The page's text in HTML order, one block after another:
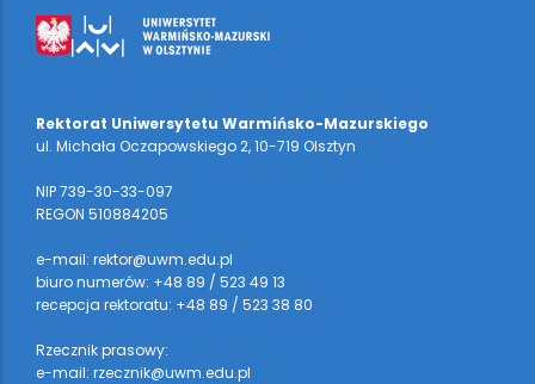
Rektorat Uniwersytetu Warmińsko-Mazurskiego
ul. Michała Oczapowskiego 2, 10-719 Olsztyn
NIP 739-30-33-097
REGON 510884205
e-mail: rektor@uwm.edu.pl
biuro numerów: +48 89 / 523 49 13
recepcja rektoratu: +48 89 / 523 38 80
Rzecznik prasowy:
e-mail: rzecznik@uwm.edu.pl